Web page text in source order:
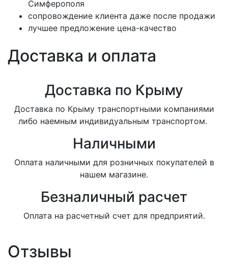
Симферополя
сопровождение клиента даже после продажи
лучшее предложение цена-качество
Доставка и оплата
Доставка по Крыму
Доставка по Крыму транспортными компаниями
либо наемным индивидуальным транспортом.
Наличными
Оплата наличными для розничных покупателей в
нашем магазине.
Безналичный расчет
Оплата на расчетный счет для предприятий.
Отзывы